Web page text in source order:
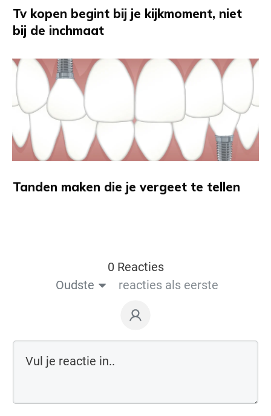
Tv kopen begint bij je kijkmoment, niet
bij de inchmaat
Tanden maken die je vergeet te tellen
0 Reacties
Oudste
reacties als eerste